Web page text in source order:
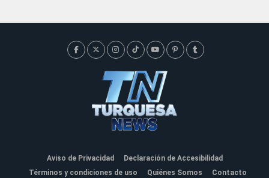
Aviso de Privacidad
Declaración de Accesibilidad
Términos y condiciones de uso
Quiénes Somos Contacto